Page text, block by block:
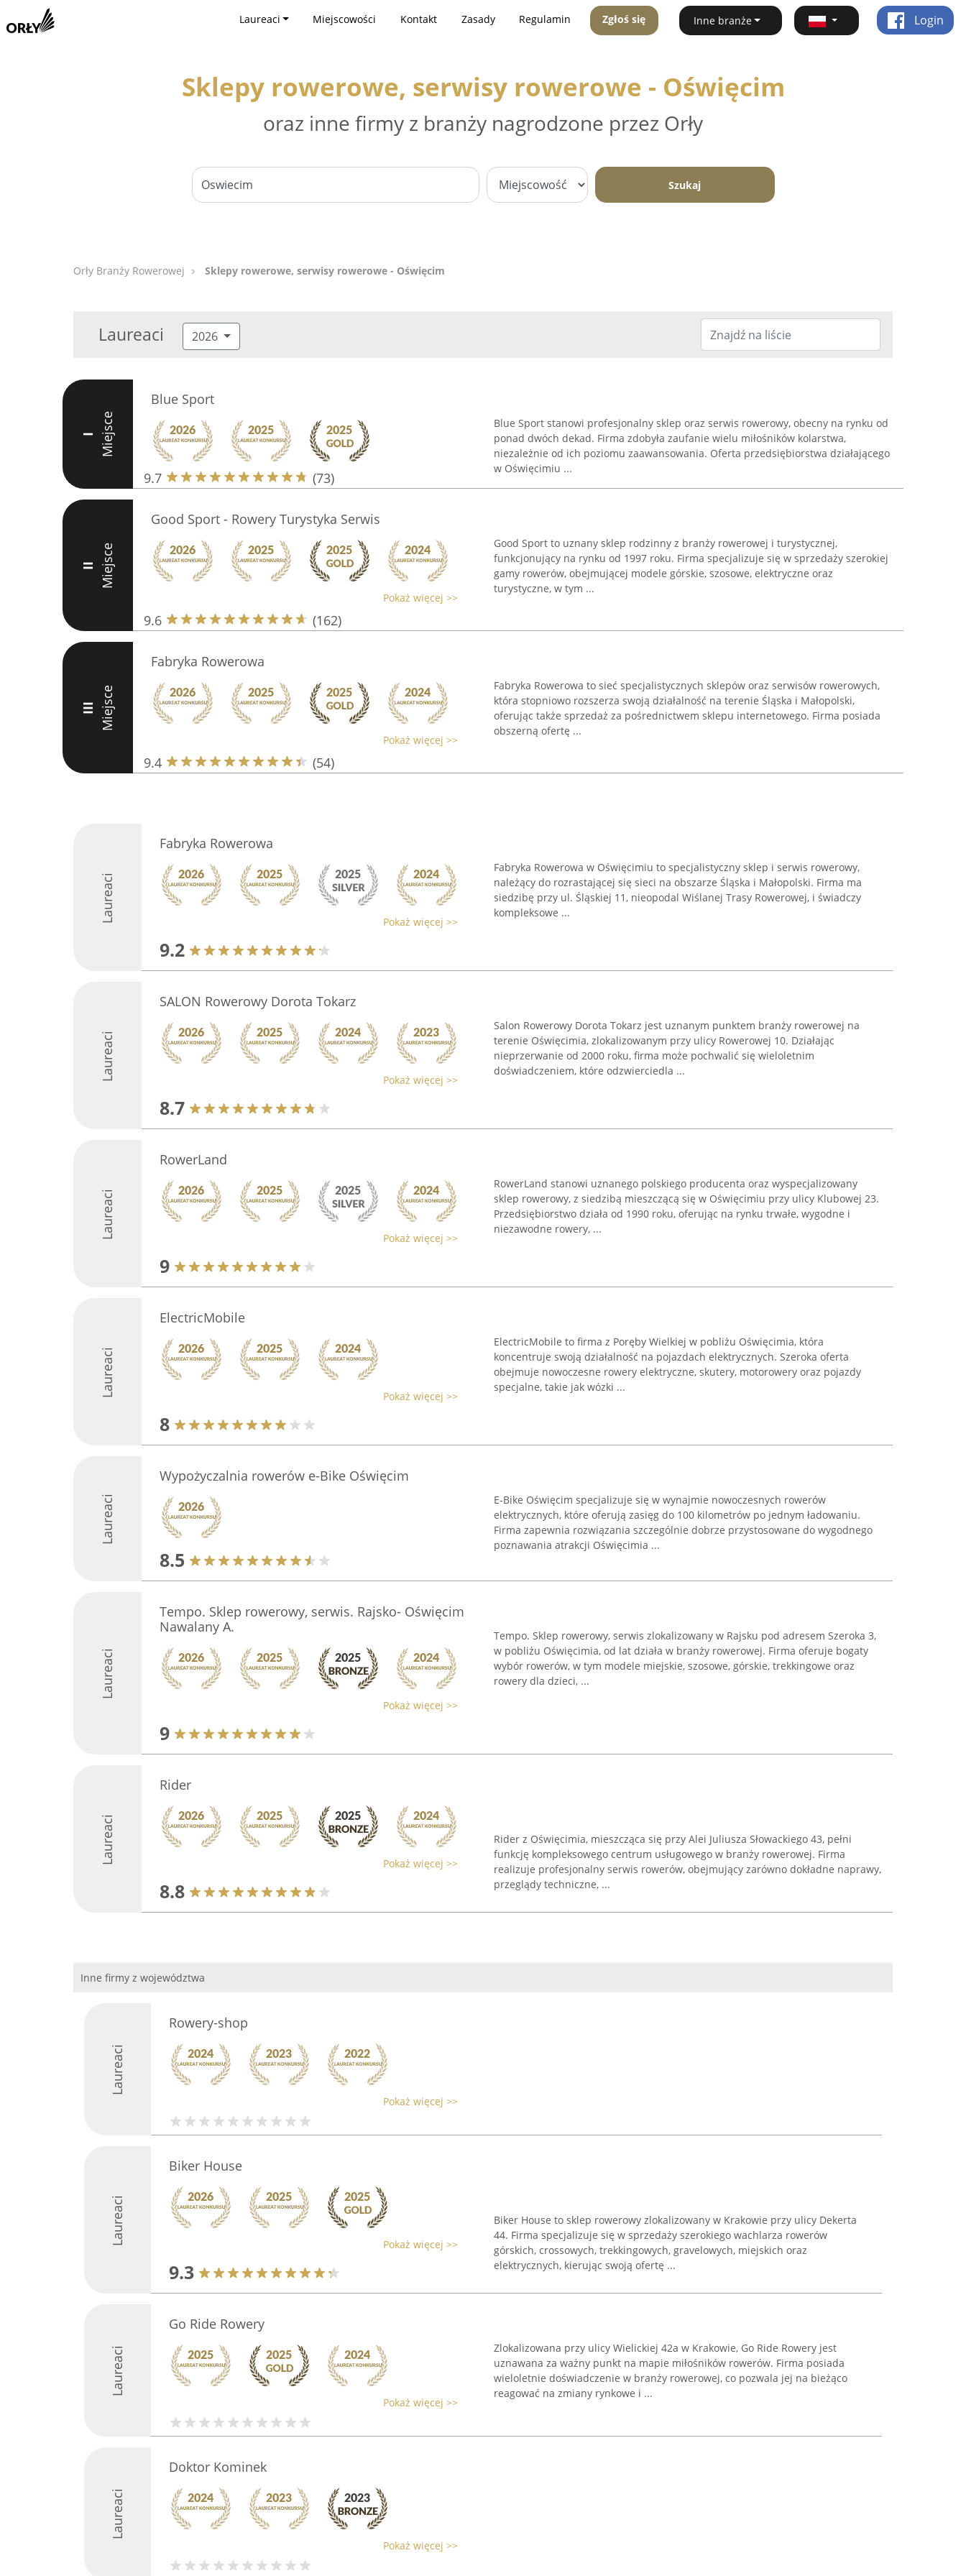
Laureaci Miejscowości Kontakt Zasady Regulamin Zgłoś się Inne branże Login
Sklepy rowerowe, serwisy rowerowe - Oświęcim
oraz inne firmy z branży nagrodzone przez Orły
Szukaj
Orły Branży Rowerowej Sklepy rowerowe, serwisy rowerowe - Oświęcim
Laureaci 2026
I Miejsce
Blue Sport
9.7 (73)
Blue Sport stanowi profesjonalny sklep oraz serwis rowerowy, obecny na rynku od
ponad dwóch dekad. Firma zdobyła zaufanie wielu miłośników kolarstwa,
niezależnie od ich poziomu zaawansowania. Oferta przedsiębiorstwa działającego
w Oświęcimiu ...
II Miejsce
Good Sport - Rowery Turystyka Serwis
Pokaż więcej >>
9.6 (162)
Good Sport to uznany sklep rodzinny z branży rowerowej i turystycznej,
funkcjonujący na rynku od 1997 roku. Firma specjalizuje się w sprzedaży szerokiej
gamy rowerów, obejmującej modele górskie, szosowe, elektryczne oraz
turystyczne, w tym ...
III Miejsce
Fabryka Rowerowa
Pokaż więcej >>
9.4 (54)
Fabryka Rowerowa to sieć specjalistycznych sklepów oraz serwisów rowerowych,
która stopniowo rozszerza swoją działalność na terenie Śląska i Małopolski,
oferując także sprzedaż za pośrednictwem sklepu internetowego. Firma posiada
obszerną ofertę ...
Laureaci
Fabryka Rowerowa
Pokaż więcej >>
9.2
Fabryka Rowerowa w Oświęcimiu to specjalistyczny sklep i serwis rowerowy,
należący do rozrastającej się sieci na obszarze Śląska i Małopolski. Firma ma
siedzibę przy ul. Śląskiej 11, nieopodal Wiślanej Trasy Rowerowej, i świadczy
kompleksowe ...
Laureaci
SALON Rowerowy Dorota Tokarz
Pokaż więcej >>
8.7
Salon Rowerowy Dorota Tokarz jest uznanym punktem branży rowerowej na
terenie Oświęcimia, zlokalizowanym przy ulicy Rowerowej 10. Działając
nieprzerwanie od 2000 roku, firma może pochwalić się wieloletnim
doświadczeniem, które odzwierciedla ...
Laureaci
RowerLand
Pokaż więcej >>
9
RowerLand stanowi uznanego polskiego producenta oraz wyspecjalizowany
sklep rowerowy, z siedzibą mieszczącą się w Oświęcimiu przy ulicy Klubowej 23.
Przedsiębiorstwo działa od 1990 roku, oferując na rynku trwałe, wygodne i
niezawodne rowery, ...
Laureaci
ElectricMobile
Pokaż więcej >>
8
ElectricMobile to firma z Poręby Wielkiej w pobliżu Oświęcimia, która
koncentruje swoją działalność na pojazdach elektrycznych. Szeroka oferta
obejmuje nowoczesne rowery elektryczne, skutery, motorowery oraz pojazdy
specjalne, takie jak wózki ...
Laureaci
Wypożyczalnia rowerów e-Bike Oświęcim
8.5
E-Bike Oświęcim specjalizuje się w wynajmie nowoczesnych rowerów
elektrycznych, które oferują zasięg do 100 kilometrów po jednym ładowaniu.
Firma zapewnia rozwiązania szczególnie dobrze przystosowane do wygodnego
poznawania atrakcji Oświęcimia ...
Laureaci
Tempo. Sklep rowerowy, serwis. Rajsko- Oświęcim
Nawalany A.
Pokaż więcej >>
9
Tempo. Sklep rowerowy, serwis zlokalizowany w Rajsku pod adresem Szeroka 3,
w pobliżu Oświęcimia, od lat działa w branży rowerowej. Firma oferuje bogaty
wybór rowerów, w tym modele miejskie, szosowe, górskie, trekkingowe oraz
rowery dla dzieci, ...
Laureaci
Rider
Pokaż więcej >>
8.8
Rider z Oświęcimia, mieszcząca się przy Alei Juliusza Słowackiego 43, pełni
funkcję kompleksowego centrum usługowego w branży rowerowej. Firma
realizuje profesjonalny serwis rowerów, obejmujący zarówno dokładne naprawy,
przeglądy techniczne, ...
Inne firmy z województwa
Laureaci
Rowery-shop
Pokaż więcej >>
Laureaci
Biker House
Pokaż więcej >>
9.3
Biker House to sklep rowerowy zlokalizowany w Krakowie przy ulicy Dekerta
44. Firma specjalizuje się w sprzedaży szerokiego wachlarza rowerów
górskich, crossowych, trekkingowych, gravelowych, miejskich oraz
elektrycznych, kierując swoją ofertę ...
Laureaci
Go Ride Rowery
Pokaż więcej >>
Zlokalizowana przy ulicy Wielickiej 42a w Krakowie, Go Ride Rowery jest
uznawana za ważny punkt na mapie miłośników rowerów. Firma posiada
wieloletnie doświadczenie w branży rowerowej, co pozwala jej na bieżąco
reagować na zmiany rynkowe i ...
Laureaci
Doktor Kominek
Pokaż więcej >>